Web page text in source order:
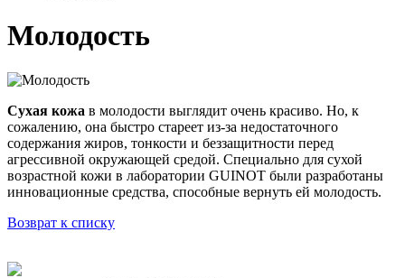
Молодость
Сухая кожа в молодости выглядит очень красиво. Но, к
сожалению, она быстро стареет из-за недостаточного
содержания жиров, тонкости и беззащитности перед
агрессивной окружающей средой. Специально для сухой
возрастной кожи в лаборатории GUINOT были разработаны
инновационные средства, способные вернуть ей молодость.
Возврат к списку